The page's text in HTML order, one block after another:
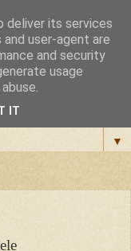
▼
deliver its services
user-agent are
and security
usage
IT